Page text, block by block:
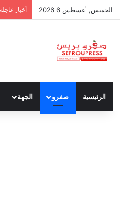
الخميس, أغسطس 6 2026 أخبار عاجلة
الرئيسية صفرو الجهة